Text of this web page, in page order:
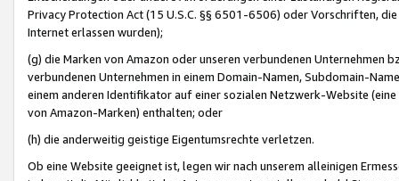
Privacy Protection Act (15 U.S.C. §§ 6501-6506) oder Vorschriften,
Internet erlassen wurden);
(g) die Marken von Amazon oder unseren verbundenen Unternehmen
verbundenen Unternehmen in einem Domain-Namen, Subdomain-
einem anderen Identifikator auf einer sozialen Netzwerk-Website
von Amazon-Marken) enthalten; oder
(h) die anderweitig geistige Eigentumsrechte verletzen.
Ob eine Website geeignet ist, legen wir nach unserem alleinigen